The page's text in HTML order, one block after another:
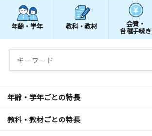
年齢・学年 教科・教材 会費・
各種手続き
年齢・学年ごとの特長
教科・教材ごとの特長